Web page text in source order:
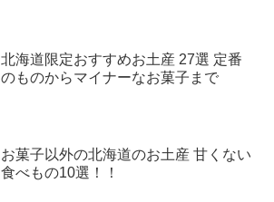
北海道限定おすすめお土産 27選 定番
のものからマイナーなお菓子まで
お菓子以外の北海道のお土産 甘くない
食べもの10選！！